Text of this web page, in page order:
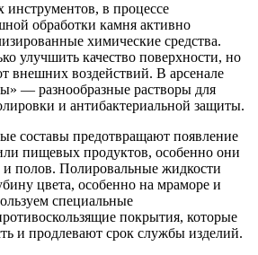
в процессе
обработки камня активно
химические средства.
улучшить качество поверхности, но
внешних воздействий. В арсенале
— разнообразные растворы для
и антибактериальной защиты.
составы предотвращают появление
пищевых продуктов, особенно они
полов. Полировальные жидкости
цвета, особенно на мраморе и
специальные
покрытия, которые
и продлевают срок службы изделий.